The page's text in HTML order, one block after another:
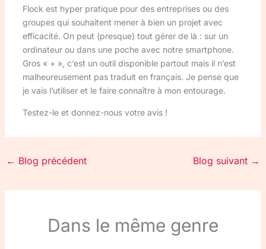
Flock est hyper pratique pour des entreprises ou des
groupes qui souhaitent mener à bien un projet avec
efficacité. On peut (presque) tout gérer de là : sur un
ordinateur ou dans une poche avec notre smartphone.
Gros « + », c’est un outil disponible partout mais il n’est
malheureusement pas traduit en français. Je pense que
je vais l’utiliser et le faire connaître à mon entourage.
Testez-le et donnez-nous votre avis !
← Blog précédent Blog suivant →
Dans le même genre